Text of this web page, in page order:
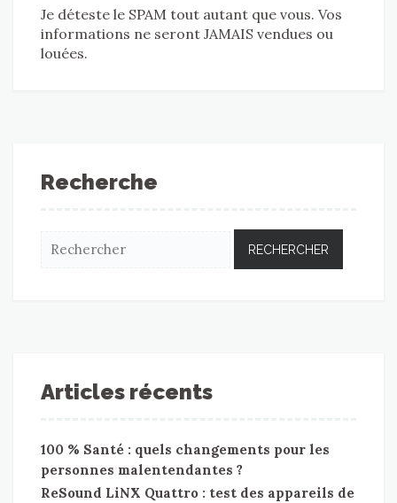
Je déteste le SPAM tout autant que vous. Vos
informations ne seront JAMAIS vendues ou
louées.
Recherche
Articles récents
100 % Santé : quels changements pour les
personnes malentendantes ?
ReSound LiNX Quattro : test des appareils de